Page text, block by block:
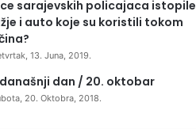
sarajevskih policajaca istopile
i auto koje su koristili tokom
13. Juna, 2019.
dan / 20. oktobar
20. Oktobra, 2018.